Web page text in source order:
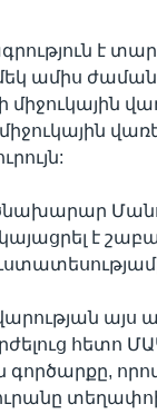
Ի
է
ամիս
միջուկային
է
այս
հետո
ուրանը